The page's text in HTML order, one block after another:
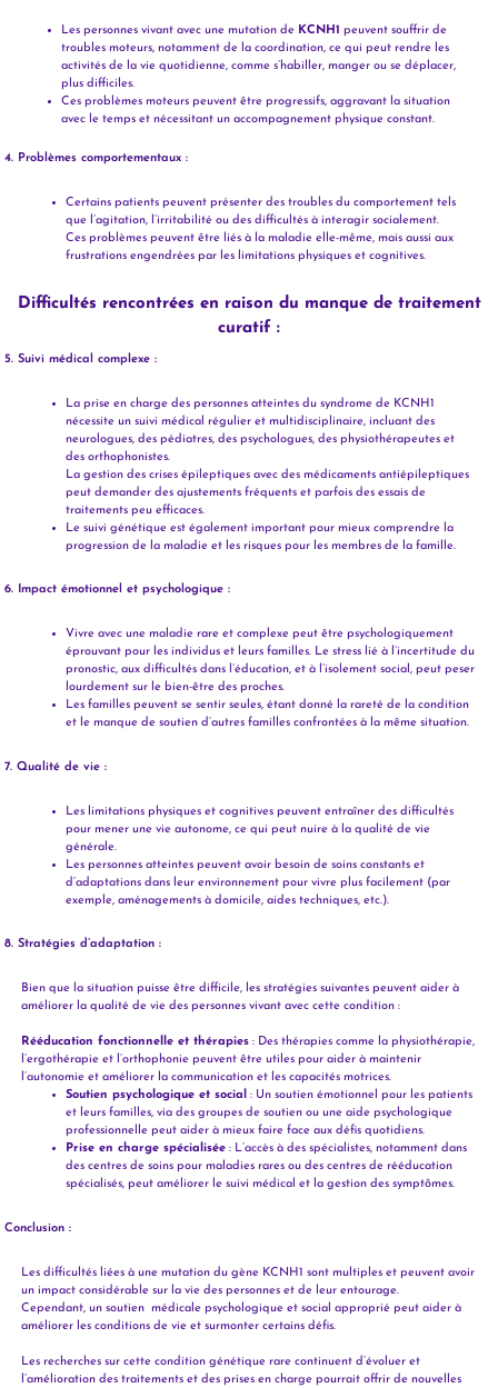
Les personnes vivant avec une mutation de KCNH1 peuvent souffrir de
troubles moteurs, notamment de la coordination, ce qui peut rendre les
activités de la vie quotidienne, comme s’habiller, manger ou se déplacer,
plus difficiles.
Ces problèmes moteurs peuvent être progressifs, aggravant la situation
avec le temps et nécessitant un accompagnement physique constant.
4. Problèmes comportementaux :
Certains patients peuvent présenter des troubles du comportement tels
que l’agitation, l’irritabilité ou des difficultés à interagir socialement.
Ces problèmes peuvent être liés à la maladie elle-même, mais aussi aux
frustrations engendrées par les limitations physiques et cognitives.
Difficultés rencontrées en raison du manque de traitement
curatif :
5. Suivi médical complexe :
La prise en charge des personnes atteintes du syndrome de KCNH1
nécessite un suivi médical régulier et multidisciplinaire, incluant des
neurologues, des pédiatres, des psychologues, des physiothérapeutes et
des orthophonistes.
La gestion des crises épileptiques avec des médicaments antiépileptiques
peut demander des ajustements fréquents et parfois des essais de
traitements peu efficaces.
Le suivi génétique est également important pour mieux comprendre la
progression de la maladie et les risques pour les membres de la famille.
6. Impact émotionnel et psychologique :
Vivre avec une maladie rare et complexe peut être psychologiquement
éprouvant pour les individus et leurs familles. Le stress lié à l’incertitude du
pronostic, aux difficultés dans l’éducation, et à l’isolement social, peut peser
lourdement sur le bien-être des proches.
Les familles peuvent se sentir seules, étant donné la rareté de la condition
et le manque de soutien d’autres familles confrontées à la même situation.
7. Qualité de vie :
Les limitations physiques et cognitives peuvent entraîner des difficultés
pour mener une vie autonome, ce qui peut nuire à la qualité de vie
générale.
Les personnes atteintes peuvent avoir besoin de soins constants et
d’adaptations dans leur environnement pour vivre plus facilement (par
exemple, aménagements à domicile, aides techniques, etc.).
8. Stratégies d’adaptation :
Bien que la situation puisse être difficile, les stratégies suivantes peuvent aider à
améliorer la qualité de vie des personnes vivant avec cette condition :
Rééducation fonctionnelle et thérapies : Des thérapies comme la physiothérapie,
l’ergothérapie et l’orthophonie peuvent être utiles pour aider à maintenir
l’autonomie et améliorer la communication et les capacités motrices.
Soutien psychologique et social : Un soutien émotionnel pour les patients
et leurs familles, via des groupes de soutien ou une aide psychologique
professionnelle peut aider à mieux faire face aux défis quotidiens.
Prise en charge spécialisée : L’accès à des spécialistes, notamment dans
des centres de soins pour maladies rares ou des centres de rééducation
spécialisés, peut améliorer le suivi médical et la gestion des symptômes.
Conclusion :
Les difficultés liées à une mutation du gène KCNH1 sont multiples et peuvent avoir
un impact considérable sur la vie des personnes et de leur entourage.
Cependant, un soutien médicale psychologique et social approprié peut aider à
améliorer les conditions de vie et surmonter certains défis.
Les recherches sur cette condition génétique rare continuent d’évoluer et
l’amélioration des traitements et des prises en charge pourrait offrir de nouvelles